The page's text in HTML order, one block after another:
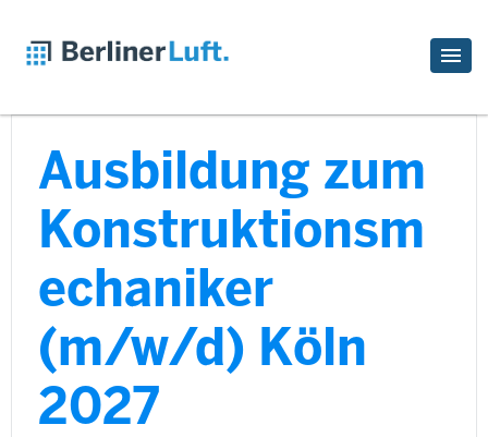
Ausbildung zum
Konstruktionsm
echaniker
(m/w/d) Köln
2027